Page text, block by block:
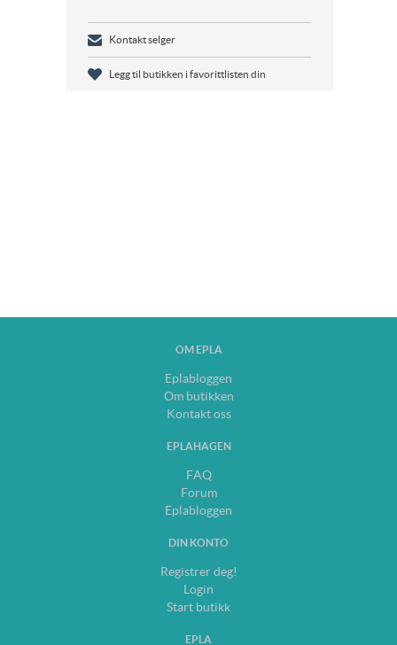
Kontakt selger
Legg til butikken i favorittlisten din
OM EPLA
Eplabloggen
Om butikken
Kontakt oss
EPLAHAGEN
FAQ
Forum
Eplabloggen
DIN KONTO
Registrer deg!
Login
Start butikk
EPLA